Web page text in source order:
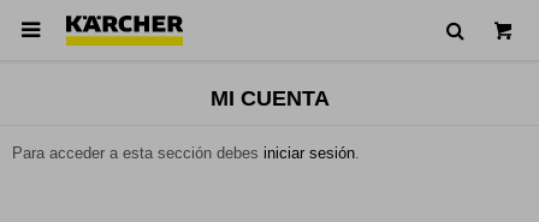

MI CUENTA
Para acceder a esta sección debes iniciar sesión.